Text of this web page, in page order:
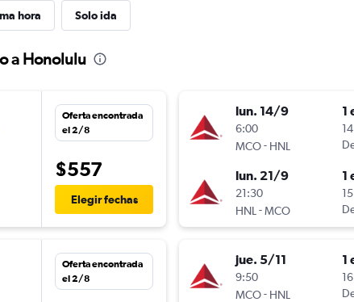
hora Solo ida
a Honolulu
Oferta encontrada
el 2/8
$557
Elegir fechas
Oferta encontrada
el 2/8
lun. 14/9
6:00
MCO- HNL
1
lun. 21/9
21:30
HNL -MCO
1
jue. 5/11
9:50
MCO- HNL
1